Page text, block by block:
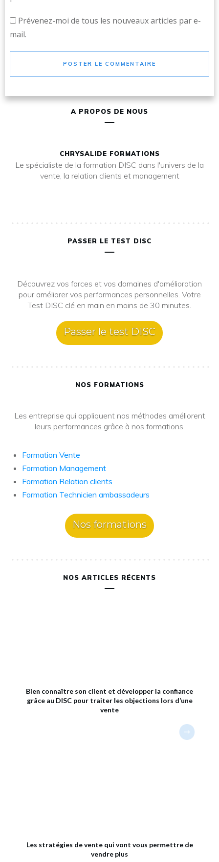
Prévenez-moi de tous les nouveaux articles par e-
mail.
POSTER LE COMMENTAIRE
A PROPOS DE NOUS
CHRYSALIDE FORMATIONS
Le spécialiste de la formation DISC dans l'univers de la
vente, la relation clients et management
PASSER LE TEST DISC
Découvrez vos forces et vos domaines d'amélioration
pour améliorer vos performances personnelles. Votre
Test DISC clé en main en moins de 30 minutes.
Passer le test DISC
NOS FORMATIONS
Les entreprise qui appliquent nos méthodes améliorent
leurs performances grâce à nos formations.
Formation Vente
Formation Management
Formation Relation clients
Formation Technicien ambassadeurs
Nos formations
NOS ARTICLES RÉCENTS
Bien connaître son client et développer la confiance
grâce au DISC pour traiter les objections lors d’une
vente
Les stratégies de vente qui vont vous permettre de
vendre plus